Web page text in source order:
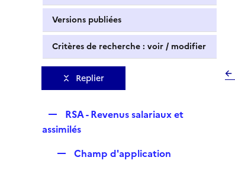
Versions publiées
Critères de recherche : voir / modifier
Replier
e
l
RSA - Revenus salariaux et
assimilés
Champ d'application